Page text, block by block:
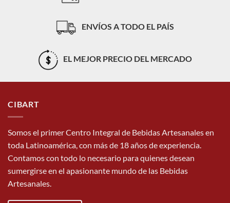
ENVÍOS A TODO EL PAÍS
EL MEJOR PRECIO DEL MERCADO
CIBART
Somos el primer Centro Integral de Bebidas Artesanales en
toda Latinoamérica, con más de 18 años de experiencia.
Contamos con todo lo necesario para quienes desean
sumergirse en el apasionante mundo de las Bebidas
Artesanales.